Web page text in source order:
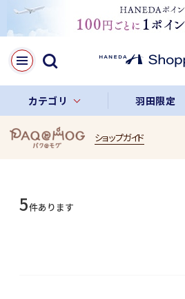
カテゴリ 羽田限定
ショップガイド
5件あります